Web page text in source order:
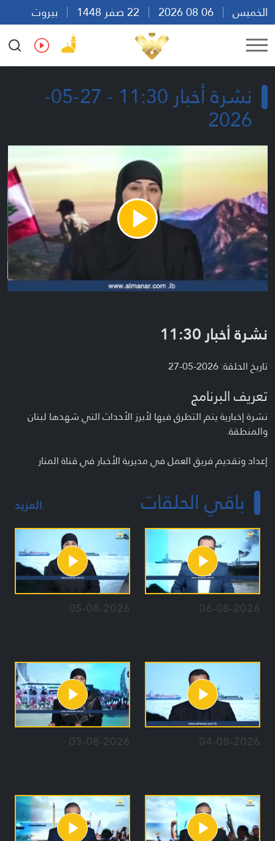
الخميس
بيروت
23:23
Ar En Fr Es
نشرة أخبار 11:30 - 27-05-
2026
Play
Video
نشرة أخبار 11:30
تاريخ الحلقة: 2026-05-27
تعريف البرنامج
نشرة إخبارية يتم التطرق فيها لأبرز الأحداث التي شهدها لبنان
والمنطقة.
إعداد وتقديم فريق العمل في مديرية الأخبار في قناة المنار
باقي الحلقات المزيد
06-08-2026
05-08-2026
04-08-2026
03-08-2026